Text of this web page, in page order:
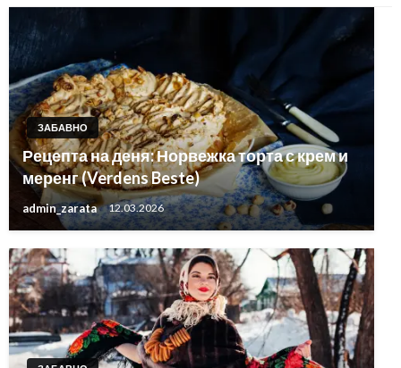
ЗАБАВНО
Рецепта на деня: Норвежка торта с крем и
меренг (Verdens Beste)
admin_zarata 12.03.2026